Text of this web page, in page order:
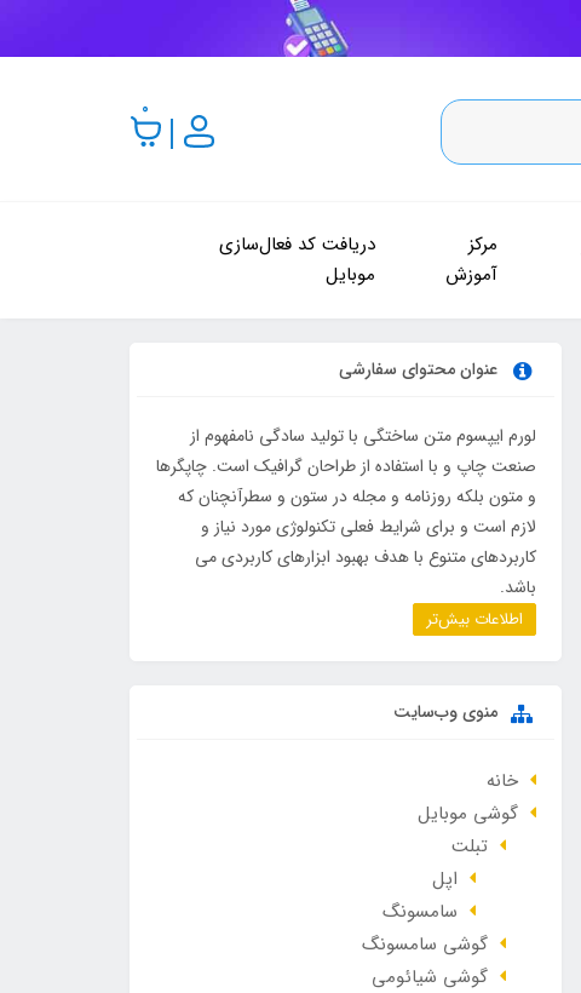
0
مرکز
آموزش
دریافت کد فعال‌سازی
موبایل
عنوان محتوای سفارشی
لورم ایپسوم متن ساختگی با تولید سادگی نامفهوم از
صنعت چاپ و با استفاده از طراحان گرافیک است. چاپگرها
و متون بلکه روزنامه و مجله در ستون و سطرآنچنان که
لازم است و برای شرایط فعلی تکنولوژی مورد نیاز و
کاربردهای متنوع با هدف بهبود ابزارهای کاربردی می
باشد.
اطلاعات بیش‌تر
منوی وب‌سایت
خانه
گوشی موبایل
تبلت
اپل
سامسونگ
گوشی سامسونگ
گوشی شیائومی